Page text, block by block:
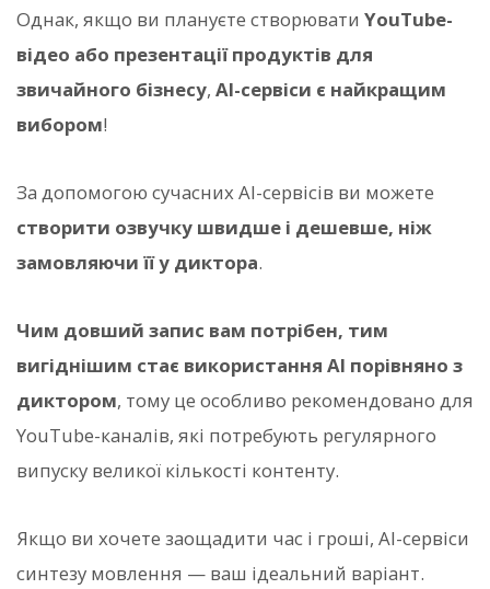
Однак, якщо ви плануєте створювати YouTube-
відео або презентації продуктів для
звичайного бізнесу, AI-сервіси є найкращим
вибором!
За допомогою сучасних AI-сервісів ви можете
створити озвучку швидше і дешевше, ніж
замовляючи її у диктора.
Чим довший запис вам потрібен, тим
вигіднішим стає використання AI порівняно з
диктором, тому це особливо рекомендовано для
YouTube-каналів, які потребують регулярного
випуску великої кількості контенту.
Якщо ви хочете заощадити час і гроші, AI-сервіси
синтезу мовлення — ваш ідеальний варіант.